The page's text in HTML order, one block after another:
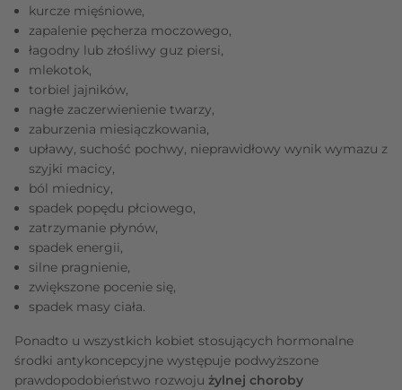
kurcze mięśniowe,
zapalenie pęcherza moczowego,
łagodny lub złośliwy guz piersi,
mlekotok,
torbiel jajników,
nagłe zaczerwienienie twarzy,
zaburzenia miesiączkowania,
upławy, suchość pochwy, nieprawidłowy wynik wymazu z
szyjki macicy,
ból miednicy,
spadek popędu płciowego,
zatrzymanie płynów,
spadek energii,
silne pragnienie,
zwiększone pocenie się,
spadek masy ciała.
Ponadto u wszystkich kobiet stosujących hormonalne
środki antykoncepcyjne występuje podwyższone
prawdopodobieństwo rozwoju żylnej choroby